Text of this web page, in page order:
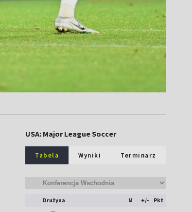
USA: Major League Soccer
Tabela Wyniki Terminarz
Drużyna M +/- Pkt